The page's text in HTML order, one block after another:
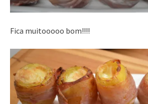
Fica muitooooo bom!!!!